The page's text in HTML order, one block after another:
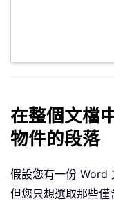
在整個文檔
物件的段落
假設您有一份 Word
但您只想選取那些